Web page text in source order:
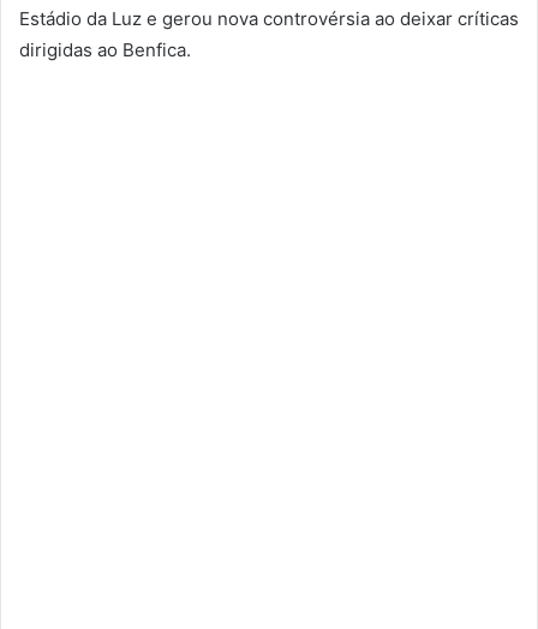
Estádio da Luz e gerou nova controvérsia ao deixar críticas
dirigidas ao Benfica.